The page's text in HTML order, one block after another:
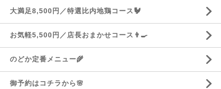
大満足8,500円／特選比内地鶏コース🐓
お気軽5,500円／店長おまかせコース👨‍🍳
のどか定番メニュー🌾
御予約はコチラから🌸